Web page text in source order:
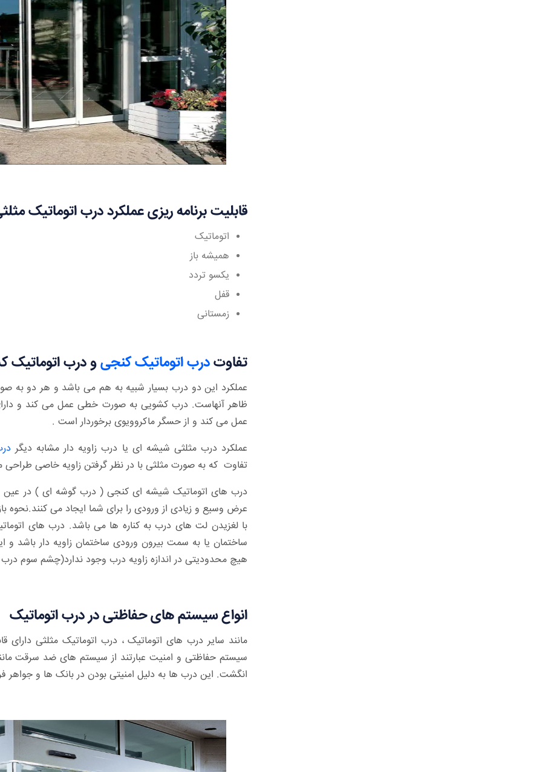
قابلیت برنامه ریزی عملکرد درب اتوماتیک
اتوماتیک
همیشه باز
یکسو تردد
قفل
زمستانی
تفاوتدرب اتوماتیک کنجیو درب اتوماتیک
عملکرد این دو درب بسیار شبیه به هم می باشد و هر دو به
ظاهر آنهاست. درب کشویی به صورت خطی عمل می کند و
عمل می کند و از حسگر ماکروویوی برخوردار است .
عملکرد درب مثلثی شیشه ای یا درب زاویه دار مشابه دیگر
تفاوت که به صورت مثلثی با در نظر گرفتن زاویه خاصی
درب های اتوماتیک شیشه ای کنجی ( درب گوشه ای ) در عین
عرض وسیع و زیادی از ورودی را برای شما ایجاد می
با لغزیدن لت های درب به کناره ها می باشد. درب های
هیچ محدودیتی در اندازه زاویه درب وجود ندارد(چشم سوم درب
انواع سیستم های حفاظتی در درب اتوماتیک
مانند سایر درب های اتوماتیک ، درب اتوماتیک مثلثی
سیستم حفاظتی و امنیت عبارتند از سیستم های ضد سرقت
انگشت. این درب ها به دلیل امنیتی بودن در بانک ها و جواهر